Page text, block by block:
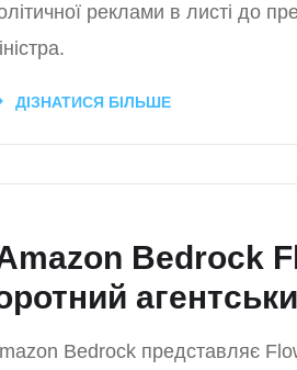
реклами в листі до
ДІЗНАТИСЯ БІЛЬШЕ
Bedrock
Bedrock представляє